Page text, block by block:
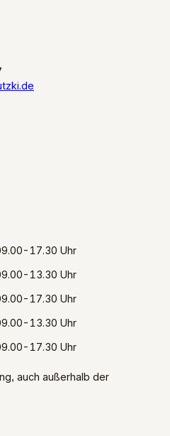
17.30 Uhr
13.30 Uhr
17.30 Uhr
13.30 Uhr
17.30 Uhr
auch außerhalb der